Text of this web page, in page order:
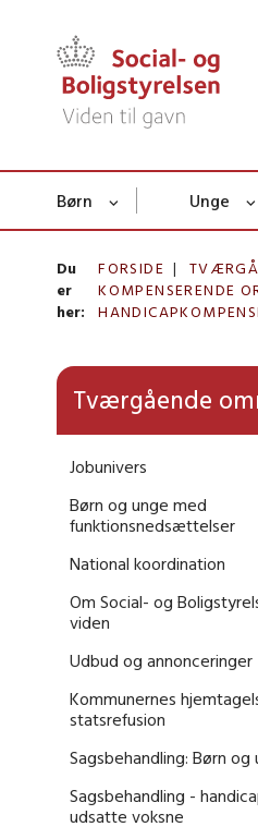
Børn Unge
Du
er
her:
FORSIDE
KOMPENSERENDE
Tværgående
Jobunivers
Børn og unge med
funktionsnedsættelser
National koordination
Om Social- og
viden
Udbud og annonceringer
Kommunernes
statsrefusion
Sagsbehandling: Børn og
Sagsbehandling -
udsatte voksne